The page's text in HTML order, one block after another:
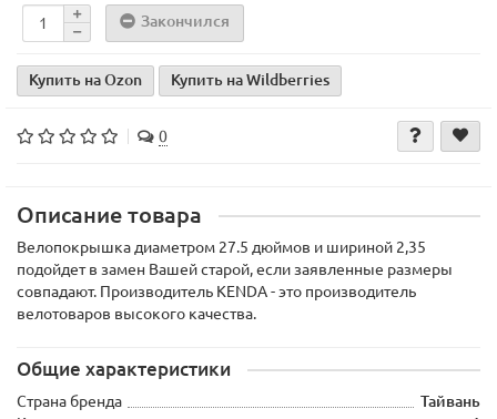
Закончился
Купить на Ozon Купить на Wildberries
0
Описание товара
Велопокрышка диаметром 27.5 дюймов и шириной 2,35
подойдет в замен Вашей старой, если заявленные размеры
совпадают. Производитель KENDA - это производитель
велотоваров высокого качества.
Общие характеристики
Страна бренда
Тайвань